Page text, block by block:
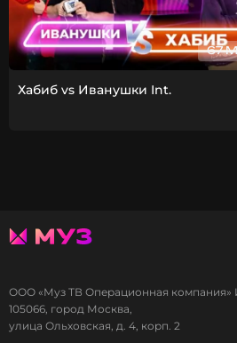
67
Хабиб vs Иванушки Int.
ООО «Муз ТВ Операционная компания»
105066, город Москва,
улица Ольховская, д. 4, корп. 2